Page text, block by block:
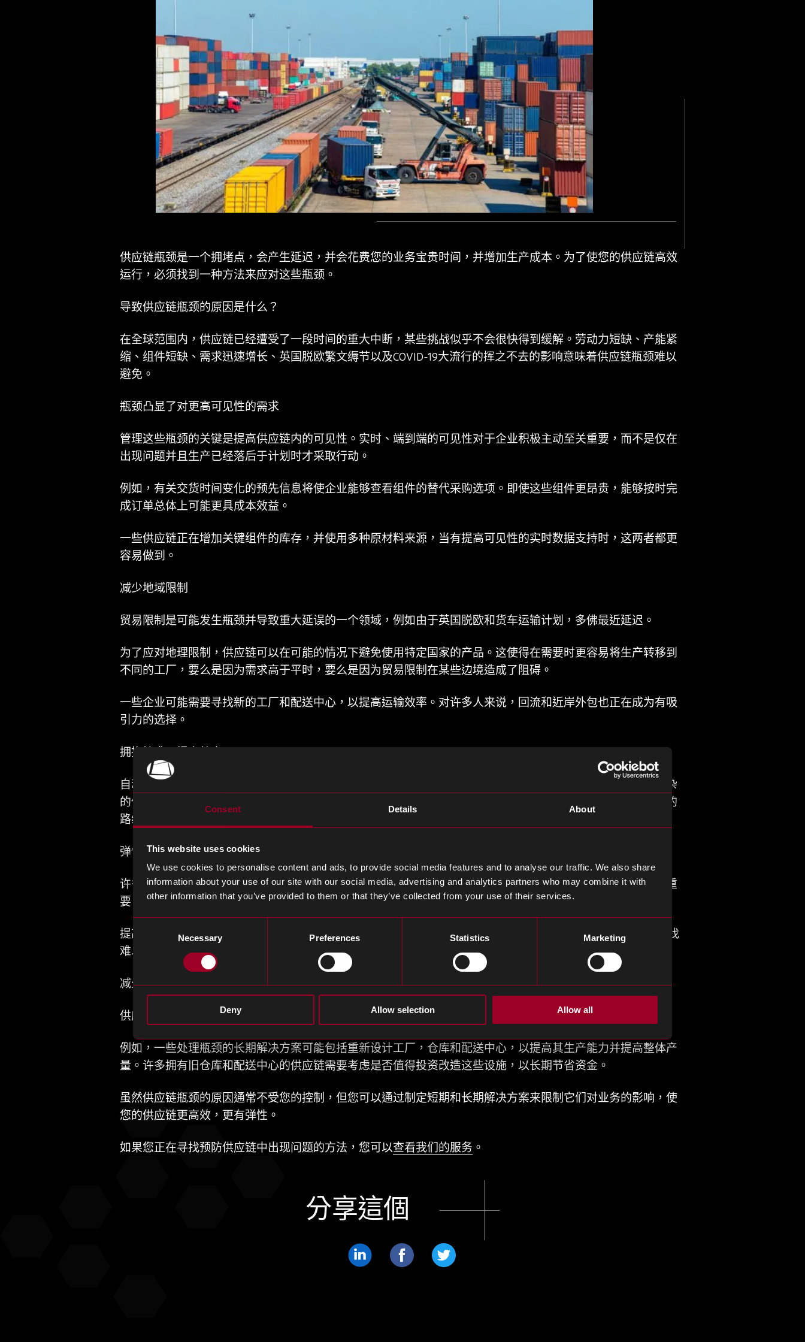
Consent Details About
This website uses cookies
We use cookies to personalise content and ads, to provide social media features and to analyse our traffic. We also share
information about your use of our site with our social media, advertising and analytics partners who may combine it with
other information that you’ve provided to them or that they’ve collected from your use of their services.
Selection
Necessary Preferences Statistics Marketing
Deny Allow selection Allow all
供应链瓶颈是一个拥堵点，会产生延迟，并会花费您的业务宝贵时间，并增加生产成本。为了使您的供应链高效
运行，必须找到一种方法来应对这些瓶颈。
导致供应链瓶颈的原因是什么？
在全球范围内，供应链已经遭受了一段时间的重大中断，某些挑战似乎不会很快得到缓解。劳动力短缺、产能紧
缩、组件短缺、需求迅速增长、英国脱欧繁文缛节以及COVID-19大流行的挥之不去的影响意味着供应链瓶颈难以
避免。
瓶颈凸显了对更高可见性的需求
管理这些瓶颈的关键是提高供应链内的可见性。实时、端到端的可见性对于企业积极主动至关重要，而不是仅在
出现问题并且生产已经落后于计划时才采取行动。
例如，有关交货时间变化的预先信息将使企业能够查看组件的替代采购选项。即使这些组件更昂贵，能够按时完
成订单总体上可能更具成本效益。
一些供应链正在增加关键组件的库存，并使用多种原材料来源，当有提高可见性的实时数据支持时，这两者都更
容易做到。
减少地域限制
贸易限制是可能发生瓶颈并导致重大延误的一个领域，例如由于英国脱欧和货车运输计划，多佛最近延迟。
为了应对地理限制，供应链可以在可能的情况下避免使用特定国家的产品。这使得在需要时更容易将生产转移到
不同的工厂，要么是因为需求高于平时，要么是因为贸易限制在某些边境造成了阻碍。
一些企业可能需要寻找新的工厂和配送中心，以提高运输效率。对许多人来说，回流和近岸外包也正在成为有吸
引力的选择。
拥抱技术，提高效率
自动化技术也有助于解决劳动力短缺问题，因为许多琐碎的任务可以自动化，从而释放更多的工人来处理更复杂
的任务。在其他领域，如仓库，人工智能可用于使各种任务更加高效（节省时间和金钱），例如优化仓库周围的
路线，甚至使用自动驾驶汽车将员工带到取点。
弹性供应链更有能力应对瓶颈
许多用于驾驭供应链瓶颈的长期解决方案与构建更具弹性的供应链的解决方案相同，这对于有效应对中断至关重
要。
提高弹性的实践 – 例如供应链多样化，投资新技术，为所有产品提供可靠的备份供应商，定期风险评估以及寻找
难以采购的组件的替代品 – 如果将其作为持续战略采用，都有助于减轻供应链瓶颈造成的压力。
减少对减少支出的重视，转而更有效地支出
供应链管理不再只是削减成本，而是有效地提高弹性和效率，最终降低运营成本和瓶颈带来的财务损失。
例如，一些处理瓶颈的长期解决方案可能包括重新设计工厂，仓库和配送中心，以提高其生产能力并提高整体产
量。许多拥有旧仓库和配送中心的供应链需要考虑是否值得投资改造这些设施，以长期节省资金。
虽然供应链瓶颈的原因通常不受您的控制，但您可以通过制定短期和长期解决方案来限制它们对业务的影响，使
您的供应链更高效，更有弹性。
如果您正在寻找预防供应链中出现问题的方法，您可以查看我们的服务 。
分享這個